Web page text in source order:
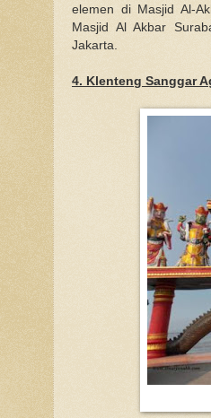
elemen di Masjid Al-
Masjid Al Akbar
Jakarta.
4. Klenteng Sanggar